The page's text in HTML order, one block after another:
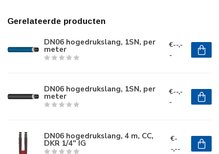
Gerelateerde producten
DN06 hogedrukslang, 1SN, per
meter
€--,-
-
DN06 hogedrukslang, 1SN, per
meter
€--,-
-
DN06 hogedrukslang, 4 m, CC,
DKR 1/4" IG
€-
-,--